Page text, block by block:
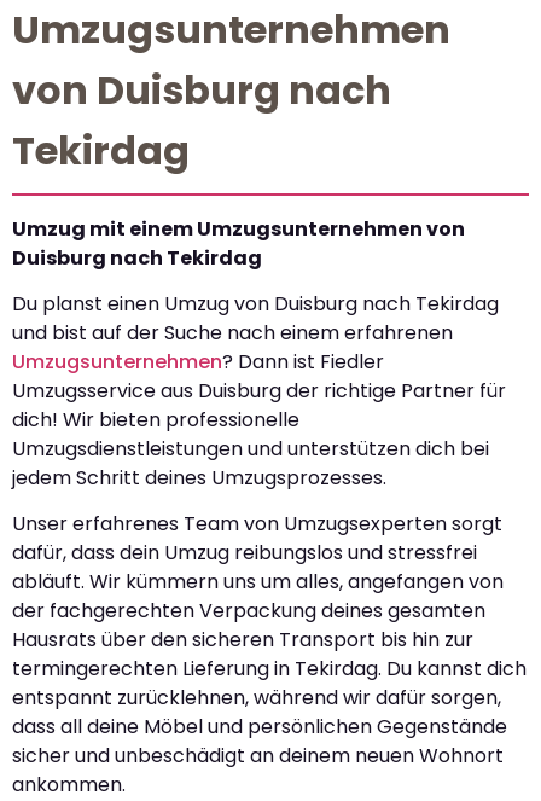
Umzugsunternehmen
von Duisburg nach
Tekirdag
Umzug mit einem Umzugsunternehmen von
Duisburg nach Tekirdag
Du planst einen Umzug von Duisburg nach Tekirdag
und bist auf der Suche nach einem erfahrenen
Umzugsunternehmen? Dann ist Fiedler
Umzugsservice aus Duisburg der richtige Partner für
dich! Wir bieten professionelle
Umzugsdienstleistungen und unterstützen dich bei
jedem Schritt deines Umzugsprozesses.
Unser erfahrenes Team von Umzugsexperten sorgt
dafür, dass dein Umzug reibungslos und stressfrei
abläuft. Wir kümmern uns um alles, angefangen von
der fachgerechten Verpackung deines gesamten
Hausrats über den sicheren Transport bis hin zur
termingerechten Lieferung in Tekirdag. Du kannst dich
entspannt zurücklehnen, während wir dafür sorgen,
dass all deine Möbel und persönlichen Gegenstände
sicher und unbeschädigt an deinem neuen Wohnort
ankommen.